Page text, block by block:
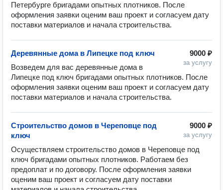
Петербурге бригадами опытных плотников. После
оформления заявки оценим ваш проект и согласуем дату
9000 ₽
за услугу
Деревянные дома в Липецке под ключ
Возведем для вас деревянные дома в
Липецке под ключ бригадами опытных плотников. После
оформления заявки оценим ваш проект и согласуем дату
9000 ₽
за услугу
Строительство домов в Череповце под
ключ
Осуществляем строительство домов в Череповце под
ключ бригадами опытных плотников. Работаем без
предоплат и по договору. После оформления заявки
оценим ваш проект и согласуем дату поставки